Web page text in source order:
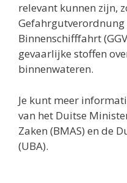
relevant kunnen zijn,
Gefahrgutverordnung
Binnenschifffahrt
gevaarlijke stoffen
binnenwateren.
Je kunt meer
van het Duitse
Zaken (BMAS) en de
(UBA).